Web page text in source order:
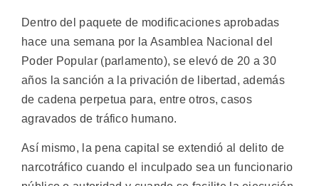
Dentro del paquete de modificaciones aprobadas
hace una semana por la Asamblea Nacional del
Poder Popular (parlamento), se elevó de 20 a 30
años la sanción a la privación de libertad, además
de cadena perpetua para, entre otros, casos
agravados de tráfico humano.
Así mismo, la pena capital se extendió al delito de
narcotráfico cuando el inculpado sea un funcionario